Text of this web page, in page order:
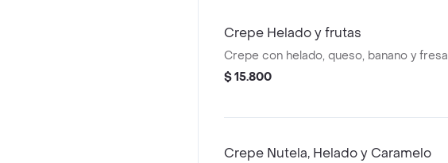
Crepe Helado y frutas
Crepe con helado, queso, banano y fresa
$ 15.800
Crepe Nutela, Helado y Caramelo